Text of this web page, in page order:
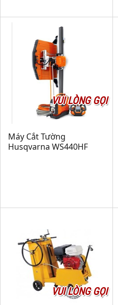
VUI LÒNG GỌI
Máy Cắt Tường
Husqvarna WS440HF
VUI LÒNG GỌI